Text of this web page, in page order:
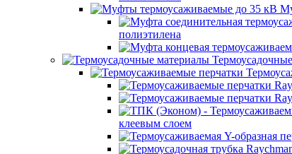
полиэтилена
клеевым слоем